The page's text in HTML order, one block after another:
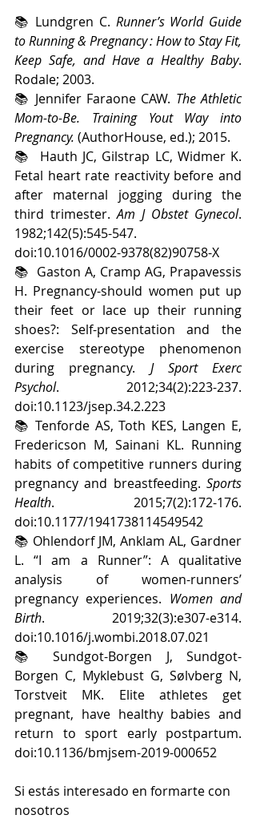
📚 Lundgren C. Runner’s World Guide
to Running & Pregnancy : How to Stay Fit,
Keep Safe, and Have a Healthy Baby.
Rodale; 2003.
📚 Jennifer Faraone CAW. The Athletic
Mom-to-Be. Training Yout Way into
Pregnancy. (AuthorHouse, ed.); 2015.
📚  Hauth JC, Gilstrap LC, Widmer K.
Fetal heart rate reactivity before and
after maternal jogging during the
third trimester. Am J Obstet Gynecol.
1982;142(5):545-547.
doi:10.1016/0002-9378(82)90758-X
📚  Gaston A, Cramp AG, Prapavessis
H. Pregnancy-should women put up
their feet or lace up their running
shoes?: Self-presentation and the
exercise stereotype phenomenon
during pregnancy. J Sport Exerc
Psychol. 2012;34(2):223-237.
doi:10.1123/jsep.34.2.223
📚 Tenforde AS, Toth KES, Langen E,
Fredericson M, Sainani KL. Running
habits of competitive runners during
pregnancy and breastfeeding. Sports
Health. 2015;7(2):172-176.
doi:10.1177/1941738114549542
📚 Ohlendorf JM, Anklam AL, Gardner
L. “I am a Runner”: A qualitative
analysis of women-runners’
pregnancy experiences. Women and
Birth. 2019;32(3):e307-e314.
doi:10.1016/j.wombi.2018.07.021
📚 Sundgot-Borgen J, Sundgot-
Borgen C, Myklebust G, Sølvberg N,
Torstveit MK. Elite athletes get
pregnant, have healthy babies and
return to sport early postpartum.
doi:10.1136/bmjsem-2019-000652
Si estás interesado en formarte con
nosotros